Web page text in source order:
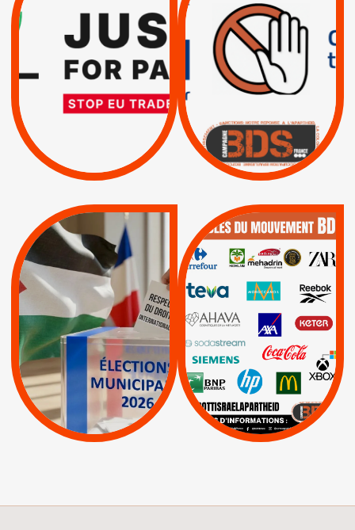
SUSPENSION
TOTALE DE
L’ACCORD
D’ASSOCIATION UE-
ISRAËL
| Actus Pétitions
INTERNATIONAL ?
TRUMP, MACRON :
MÊME COMBAT
| Actus |
| Boycott militaire |
Lettres d'interpellation
MUNICIPALES 2026 :
JE VOTE POUR LE
RESPECT DU DROIT
INTERNATIONAL EN
PALESTINE
APPELS | Actus
Espaces Sans
Apartheid
| Lettres d'interpellation
Pétitions
QUE BOYCOTTER ?
BOYCOTT /
AXA BNP | CAF |
Carrefour | HP |
Keter |
Livres et brochures |
Mehadrin | PUMA
Sodastream |
Visuels, tracts,
affiches,...